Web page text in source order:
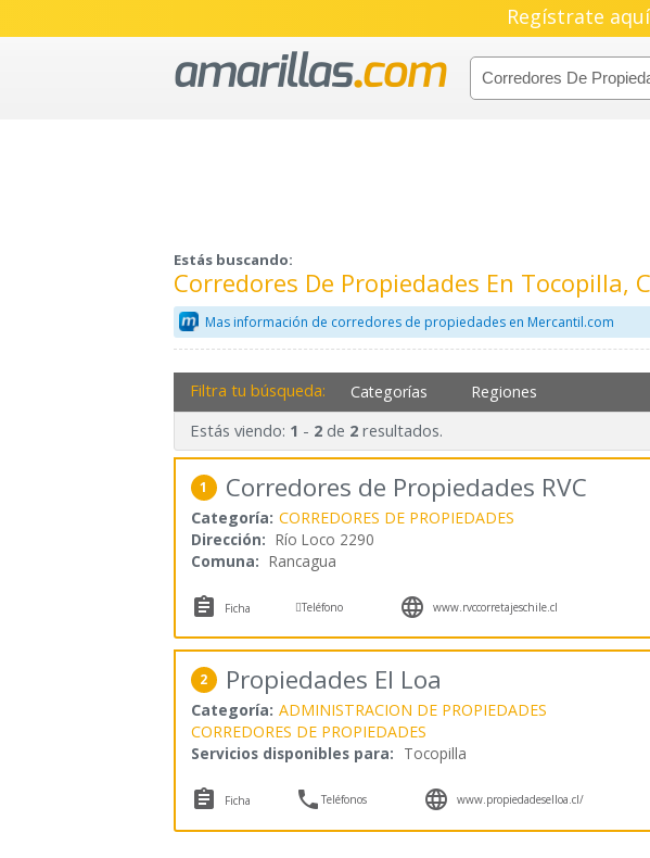
Regístrate
Estás buscando:
Corredores De Propiedades En Tocopilla,
Mas información de corredores de propiedades en Mercantil.com
Filtra tu búsqueda: Categorías Regiones
Estás viendo: 1 - 2de 2resultados.
1 Corredores de Propiedades RVC
Categoría: CORREDORES DE PROPIEDADES
Dirección: Río Loco 2290
Comuna: Rancagua
 Ficha Teléfono  www.rvccorretajeschile.cl
2 Propiedades El Loa
Categoría: ADMINISTRACION DE PROPIEDADES
CORREDORES DE PROPIEDADES
Servicios disponibles para: Tocopilla
 Ficha Teléfonos  www.propiedadeselloa.cl/